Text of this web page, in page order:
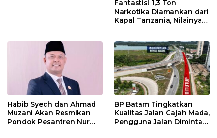
Fantastis! 1,3 Ton
Narkotika Diamankan dari
Kapal Tanzania, Nilainya
Habib Syech dan Ahmad
Muzani Akan Resmikan
Pondok Pesantren Nur
BP Batam Tingkatkan
Kualitas Jalan Gajah Mada,
Pengguna Jalan Diminta